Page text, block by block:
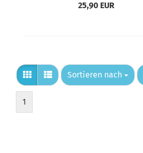
25,90 EUR
Sortieren nach
Sortieren nach
1